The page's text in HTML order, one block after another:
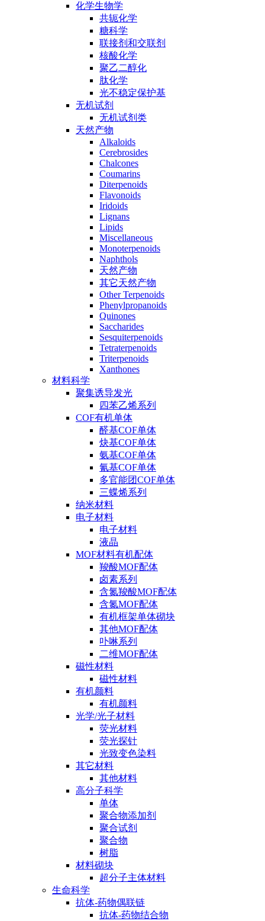
化学生物学
共轭化学
糖科学
联接剂和交联剂
核酸化学
聚乙二醇化
肽化学
光不稳定保护基
无机试剂
无机试剂类
天然产物
Alkaloids
Cerebrosides
Chalcones
Coumarins
Diterpenoids
Flavonoids
Iridoids
Lignans
Lipids
Miscellaneous
Monoterpenoids
Naphthols
天然产物
其它天然产物
Other Terpenoids
Phenylpropanoids
Quinones
Saccharides
Sesquiterpenoids
Tetraterpenoids
Triterpenoids
Xanthones
材料科学
聚集诱导发光
四苯乙烯系列
COF有机单体
醛基COF单体
炔基COF单体
氨基COF单体
氰基COF单体
多官能团COF单体
三蝶烯系列
纳米材料
电子材料
电子材料
液晶
MOF材料有机配体
羧酸MOF配体
卤素系列
含氮羧酸MOF配体
含氮MOF配体
有机框架单体砌块
其他MOF配体
卟啉系列
二维MOF配体
磁性材料
磁性材料
有机颜料
有机颜料
光学/光子材料
荧光材料
荧光探针
光致变色染料
其它材料
其他材料
高分子科学
单体
聚合物添加剂
聚合试剂
聚合物
树脂
材料砌块
超分子主体材料
生命科学
抗体-药物偶联链
抗体-药物结合物